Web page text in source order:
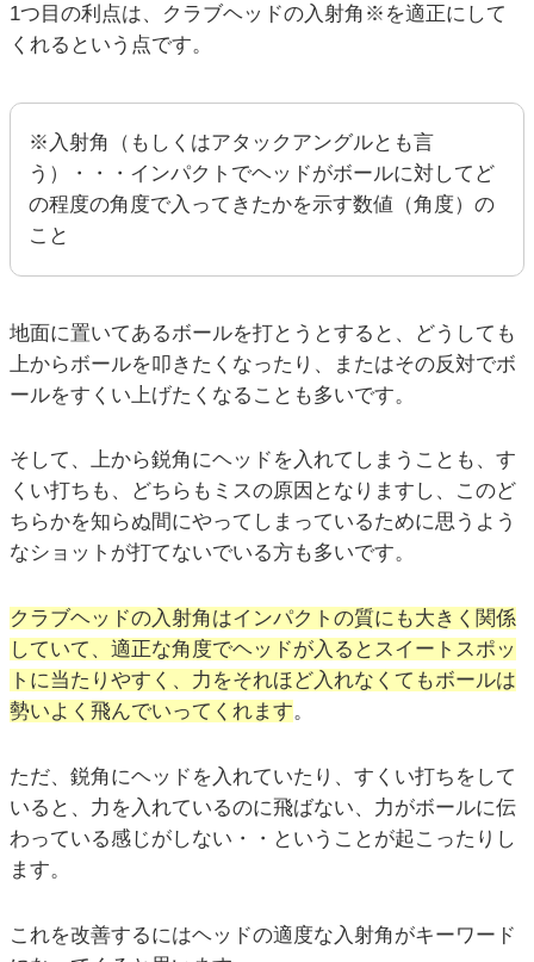
1つ目の利点は、クラブヘッドの入射角※を適正にして
くれるという点です。
※入射角（もしくはアタックアングルとも言
う）・・・インパクトでヘッドがボールに対してど
の程度の角度で入ってきたかを示す数値（角度）の
こと
地面に置いてあるボールを打とうとすると、どうしても
上からボールを叩きたくなったり、またはその反対でボ
ールをすくい上げたくなることも多いです。
そして、上から鋭角にヘッドを入れてしまうことも、す
くい打ちも、どちらもミスの原因となりますし、このど
ちらかを知らぬ間にやってしまっているために思うよう
なショットが打てないでいる方も多いです。
クラブヘッドの入射角はインパクトの質にも大きく関係
していて、適正な角度でヘッドが入るとスイートスポッ
トに当たりやすく、力をそれほど入れなくてもボールは
勢いよく飛んでいってくれます。
ただ、鋭角にヘッドを入れていたり、すくい打ちをして
いると、力を入れているのに飛ばない、力がボールに伝
わっている感じがしない・・ということが起こったりし
ます。
これを改善するにはヘッドの適度な入射角がキーワード